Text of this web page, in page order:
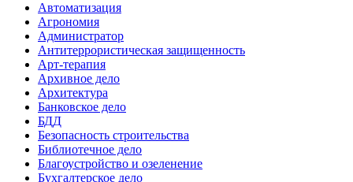
Автоматизация
Агрономия
Администратор
Антитеррористическая защищенность
Арт-терапия
Архивное дело
Архитектура
Банковское дело
БДД
Безопасность строительства
Библиотечное дело
Благоустройство и озеленение
Бухгалтерское дело